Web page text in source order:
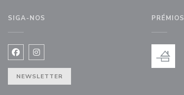
SIGA-NOS
Facebook ((abre numa nova janela))
Instagram ((abre numa nova janela))
NEWSLETTER
PRÉMIOS